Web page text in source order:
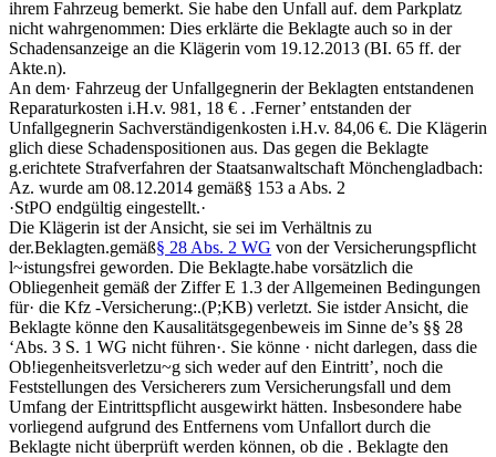
ihrem Fahrzeug bemerkt. Sie habe den Unfall auf. dem Parkplatz
nicht wahrgenommen: Dies erklärte die Beklagte auch so in der
Schadensanzeige an die Klägerin vom 19.12.2013 (BI. 65 ff. der
Akte.n).
An dem· Fahrzeug der Unfallgegnerin der Beklagten entstandenen
Reparaturkosten i.H.v. 981, 18 € . .Ferner’ entstanden der
Unfallgegnerin Sachverständigenkosten i.H.v. 84,06 €. Die Klägerin
glich diese Schadenspositionen aus. Das gegen die Beklagte
g.erichtete Strafverfahren der Staatsanwaltschaft Mönchengladbach:
Az. wurde am 08.12.2014 gemäß§ 153 a Abs. 2
·StPO endgültig eingestellt.·
Die Klägerin ist der Ansicht, sie sei im Verhältnis zu
der.Beklagten.gemäß§ 28 Abs. 2 WG von der Versicherungspflicht
l~istungsfrei geworden. Die Beklagte.habe vorsätzlich die
Obliegenheit gemäß der Ziffer E 1.3 der Allgemeinen Bedingungen
für· die Kfz -Versicherung:.(P;KB) verletzt. Sie istder Ansicht, die
Beklagte könne den Kausalitätsgegenbeweis im Sinne de’s §§ 28
‘Abs. 3 S. 1 WG nicht führen·. Sie könne · nicht darlegen, dass die
Ob!iegenheitsverletzu~g sich weder auf den Eintritt’, noch die
Feststellungen des Versicherers zum Versicherungsfall und dem
Umfang der Eintrittspflicht ausgewirkt hätten. Insbesondere habe
vorliegend aufgrund des Entfernens vom Unfallort durch die
Beklagte nicht überprüft werden können, ob die . Beklagte den